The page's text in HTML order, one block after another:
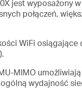
jest wyposażony
połączeń,
WiFi osiągające
MIMO
wydajność